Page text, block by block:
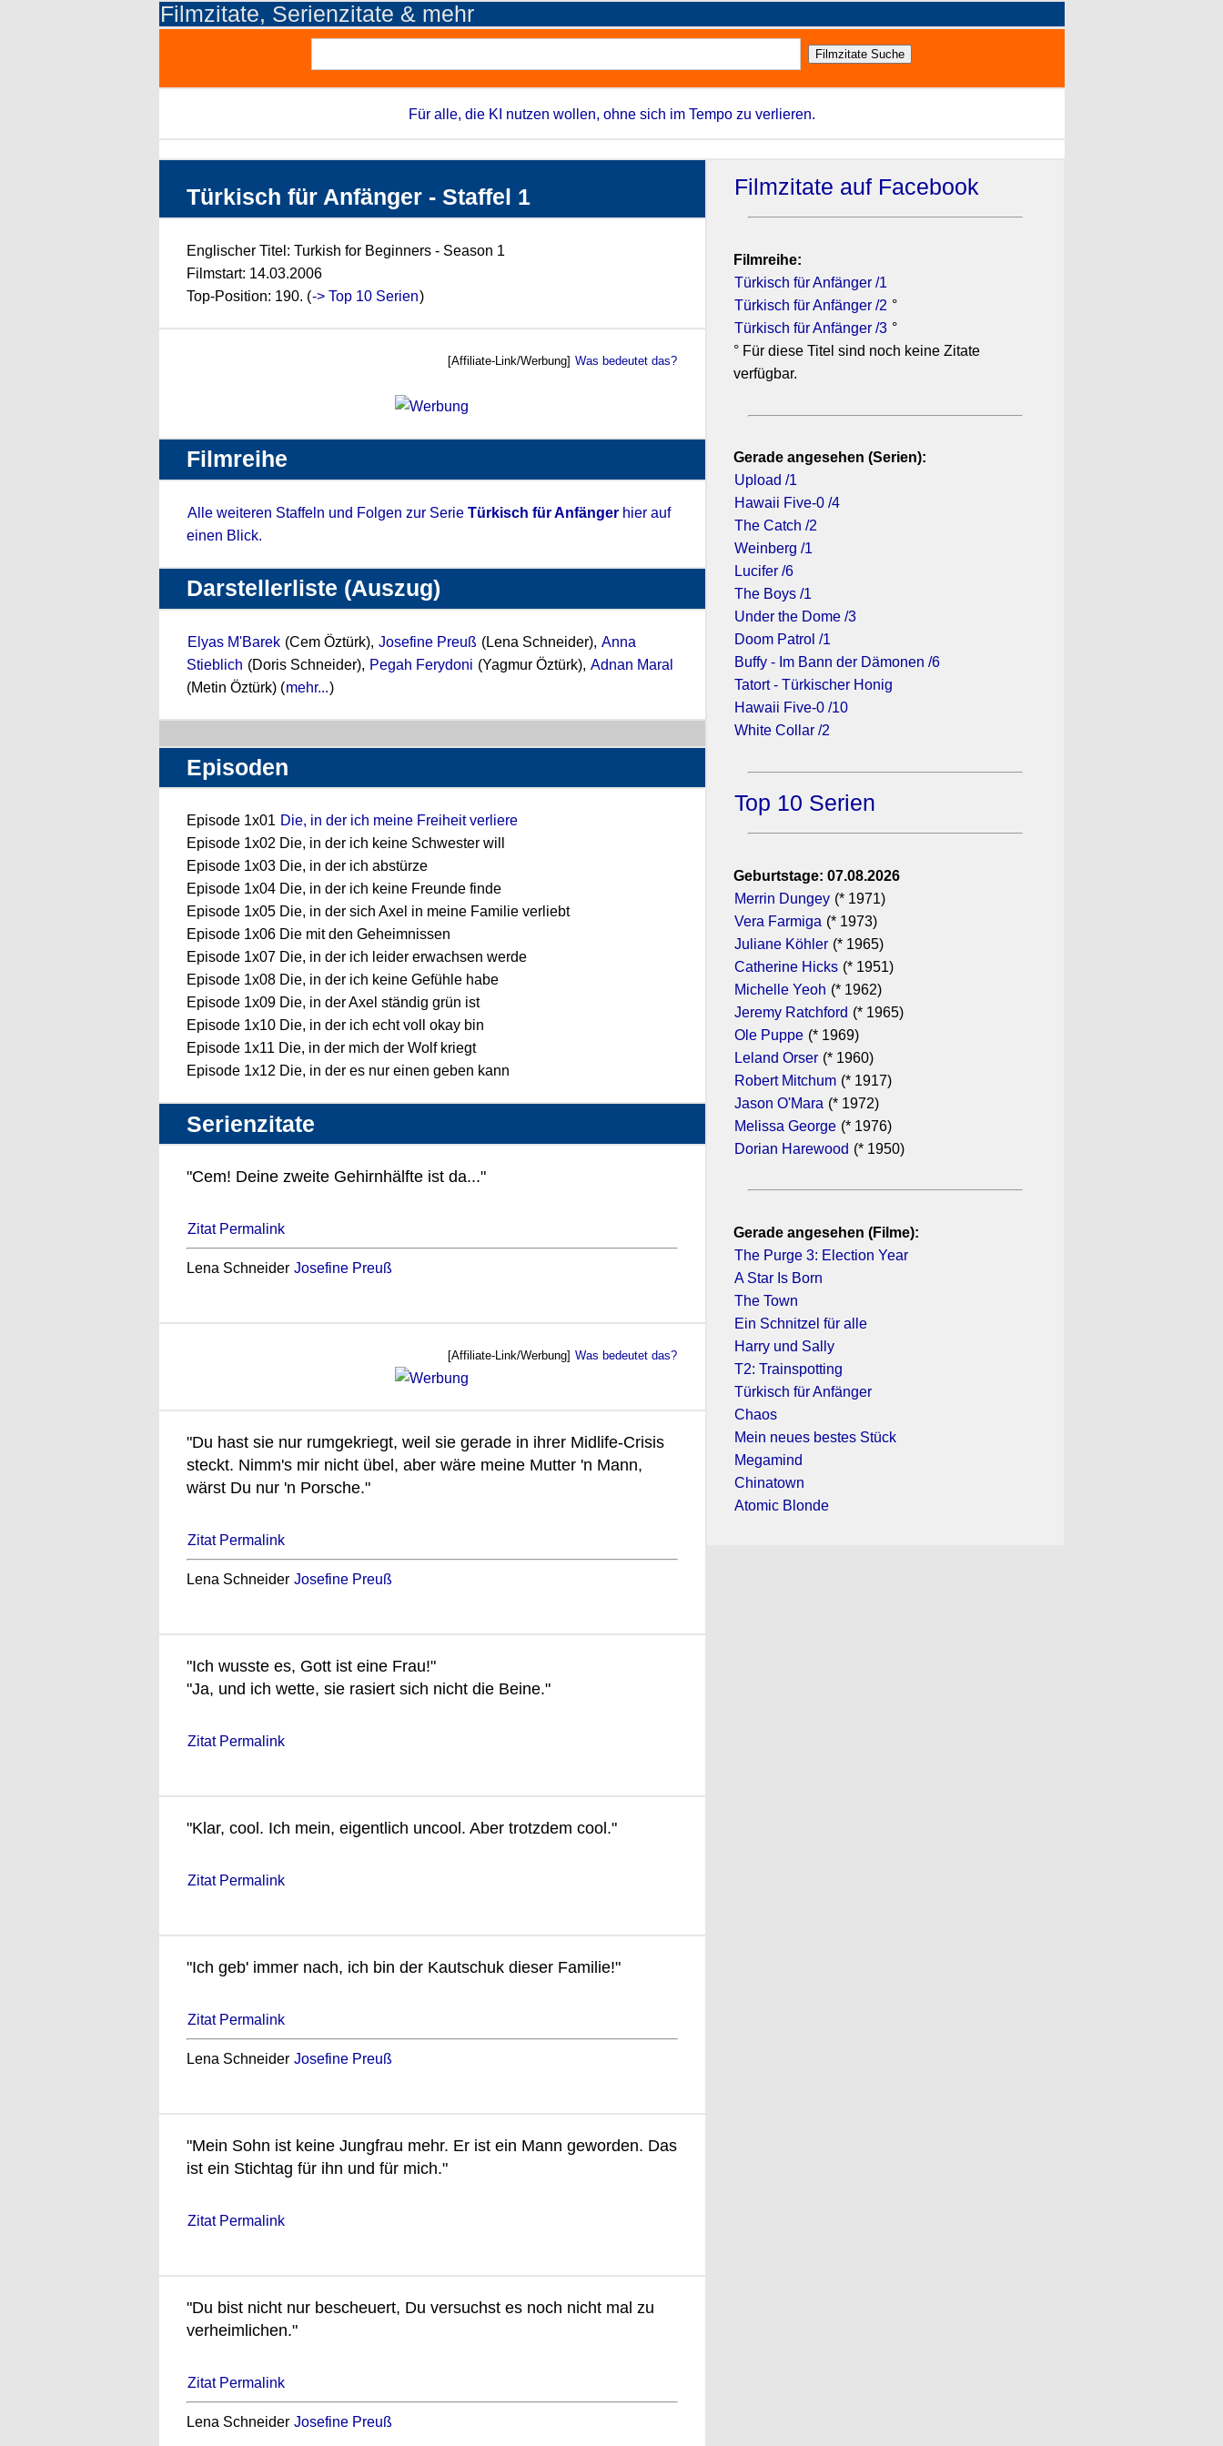
Filmzitate, Serienzitate & mehr
Für alle, die KI nutzen wollen, ohne sich im Tempo zu verlieren.
Türkisch für Anfänger - Staffel 1
Englischer Titel: Turkish for Beginners - Season 1
Filmstart: 14.03.2006
Top-Position: 190. (-> Top 10 Serien)
[Affiliate-Link/Werbung] Was bedeutet das?
Filmreihe
Alle weiteren Staffeln und Folgen zur Serie Türkisch für Anfängerhier auf
einen Blick.
Darstellerliste (Auszug)
Elyas M'Barek (Cem Öztürk), Josefine Preuß (Lena Schneider), Anna
Stieblich (Doris Schneider), Pegah Ferydoni (Yagmur Öztürk), Adnan Maral
(Metin Öztürk) (mehr...)
Episoden
Episode 1x01 Die, in der ich meine Freiheit verliere
Episode 1x02 Die, in der ich keine Schwester will
Episode 1x03 Die, in der ich abstürze
Episode 1x04 Die, in der ich keine Freunde finde
Episode 1x05 Die, in der sich Axel in meine Familie verliebt
Episode 1x06 Die mit den Geheimnissen
Episode 1x07 Die, in der ich leider erwachsen werde
Episode 1x08 Die, in der ich keine Gefühle habe
Episode 1x09 Die, in der Axel ständig grün ist
Episode 1x10 Die, in der ich echt voll okay bin
Episode 1x11 Die, in der mich der Wolf kriegt
Episode 1x12 Die, in der es nur einen geben kann
Serienzitate
"Cem! Deine zweite Gehirnhälfte ist da..."
Zitat Permalink
Lena Schneider Josefine Preuß
[Affiliate-Link/Werbung] Was bedeutet das?
"Du hast sie nur rumgekriegt, weil sie gerade in ihrer Midlife-Crisis
steckt. Nimm's mir nicht übel, aber wäre meine Mutter 'n Mann,
wärst Du nur 'n Porsche."
Zitat Permalink
Lena Schneider Josefine Preuß
"Ich wusste es, Gott ist eine Frau!"
"Ja, und ich wette, sie rasiert sich nicht die Beine."
Zitat Permalink
"Klar, cool. Ich mein, eigentlich uncool. Aber trotzdem cool."
Zitat Permalink
"Ich geb' immer nach, ich bin der Kautschuk dieser Familie!"
Zitat Permalink
Lena Schneider Josefine Preuß
"Mein Sohn ist keine Jungfrau mehr. Er ist ein Mann geworden. Das
ist ein Stichtag für ihn und für mich."
Zitat Permalink
"Du bist nicht nur bescheuert, Du versuchst es noch nicht mal zu
verheimlichen."
Zitat Permalink
Lena Schneider Josefine Preuß
Filmzitate auf Facebook
Filmreihe:
Türkisch für Anfänger /1
Türkisch für Anfänger /2 °
Türkisch für Anfänger /3 °
° Für diese Titel sind noch keine Zitate
verfügbar.
Gerade angesehen (Serien):
Upload /1
Hawaii Five-0 /4
The Catch /2
Weinberg /1
Lucifer /6
The Boys /1
Under the Dome /3
Doom Patrol /1
Buffy - Im Bann der Dämonen /6
Tatort - Türkischer Honig
Hawaii Five-0 /10
White Collar /2
Top 10 Serien
Geburtstage: 07.08.2026
Merrin Dungey (* 1971)
Vera Farmiga (* 1973)
Juliane Köhler (* 1965)
Catherine Hicks (* 1951)
Michelle Yeoh (* 1962)
Jeremy Ratchford (* 1965)
Ole Puppe (* 1969)
Leland Orser (* 1960)
Robert Mitchum (* 1917)
Jason O'Mara (* 1972)
Melissa George (* 1976)
Dorian Harewood (* 1950)
Gerade angesehen (Filme):
The Purge 3: Election Year
A Star Is Born
The Town
Ein Schnitzel für alle
Harry und Sally
T2: Trainspotting
Türkisch für Anfänger
Chaos
Mein neues bestes Stück
Megamind
Chinatown
Atomic Blonde